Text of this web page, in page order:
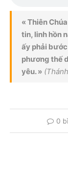
« Thiên
tin, linh hồn
ấy phải
phương thế
yêu. »
0